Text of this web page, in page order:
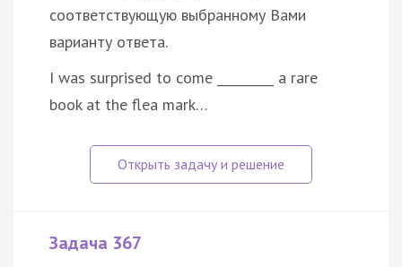
соответствующую выбранному Вами
варианту ответа.
I was surprised to come _________ a rare
book at the flea mark…
Задача 367